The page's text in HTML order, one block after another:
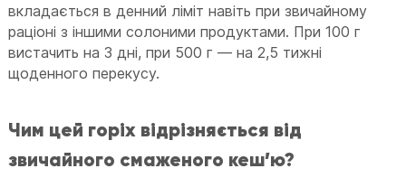
вкладається в денний ліміт навіть при звичайному
раціоні з іншими солоними продуктами. При 100 г
вистачить на 3 дні, при 500 г — на 2,5 тижні
щоденного перекусу.
Чим цей горіх відрізняється від
звичайного смаженого кеш’ю?